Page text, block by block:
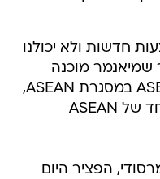
חדשות ולא יכולנו
שמיאנמר מוכנה
לעבוד בשיתוף פעולה עם ASEAN במסגרת ASEAN,
כולל בדיאלוג עם השליח המיוחד של ASEAN
הפציר היום